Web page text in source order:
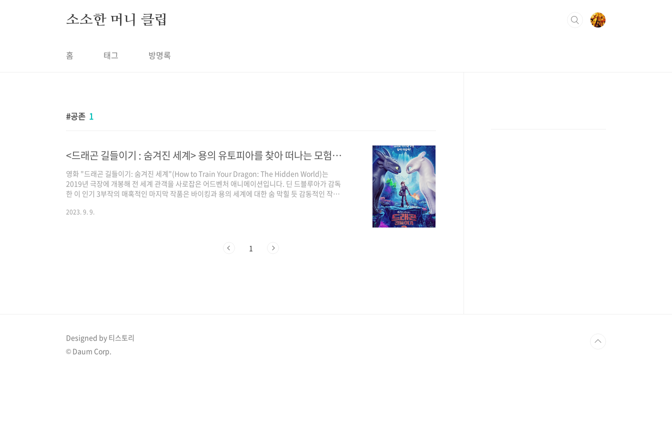
소소한 머니 클립
홈 태그 방명록
공존 1
<드래곤 길들이기 : 숨겨진 세계> 용의 유토피아를 찾아 떠나는 모험의 시작 그리고 작별 인사
영화 "드래곤 길들이기: 숨겨진 세계"(How to Train Your Dragon: The Hidden World)는
2019년 극장에 개봉해 전 세계 관객을 사로잡은 어드벤처 애니메이션입니다. 딘 드블루아가 감독
한 이 인기 3부작의 매혹적인 마지막 작품은 바이킹과 용의 세계에 대한 숨 막힐 듯 감동적인 작별
는 여행을 이어갑니다. 드래곤 헌터를 피해 용의 유토피아를 찾아 떠나는 모험의 시작 이야기는 두
2023. 9. 9.
1
Designed by 티스토리
© Daum Corp.